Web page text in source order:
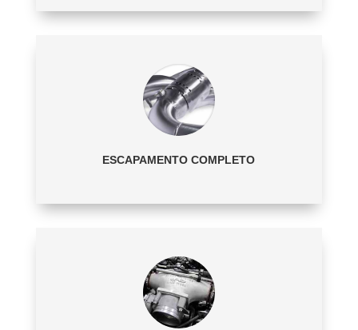
ESCAPAMENTO COMPLETO